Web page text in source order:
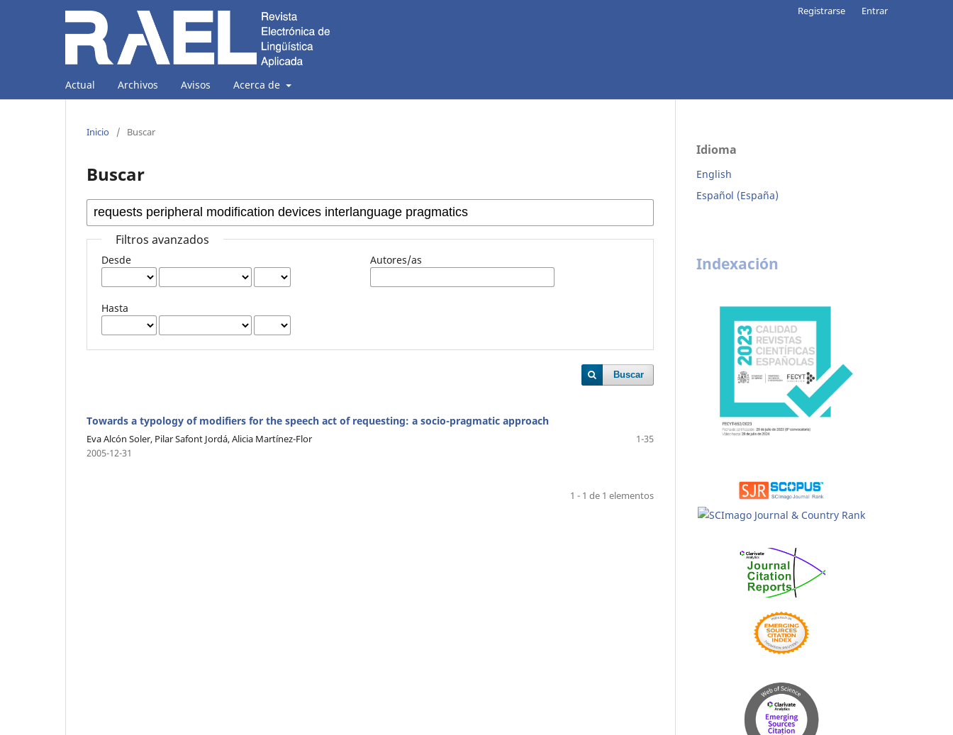
Actual Archivos Avisos Acerca de
Registrarse Entrar
Inicio / Buscar
Buscar
Filtros avanzados
Desde
Hasta
Autores/as
Buscar
Towards a typology of modifiers for the speech act of requesting: a socio-pragmatic approach
Eva Alcón Soler, Pilar Safont Jordá, Alicia Martínez-Flor
1-35
2005-12-31
1 - 1 de 1 elementos
Idioma
English
Español (España)
Indexación